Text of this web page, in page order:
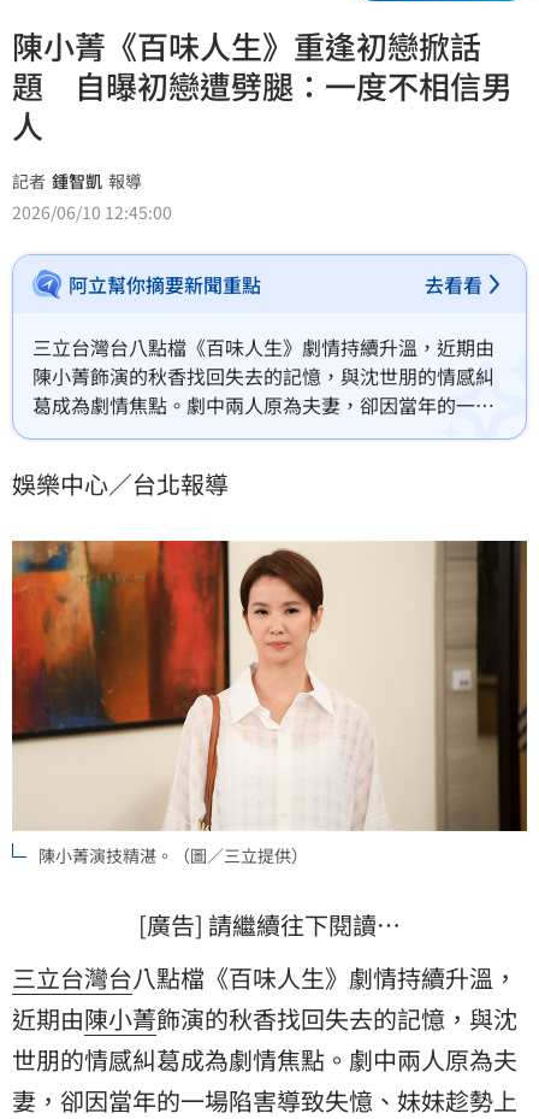
陳小菁《百味人生》重逢初戀掀話
題 自曝初戀遭劈腿：一度不相信男
人
記者 鍾智凱 報導
2026/06/10 12:45:00
阿立幫你摘要新聞重點 去看看
三立台灣台八點檔《百味人生》劇情持續升溫，近期由
陳小菁飾演的秋香找回失去的記憶，與沈世朋的情感糾
葛成為劇情焦點。劇中兩人原為夫妻，卻因當年的一場
陷害導致失憶、妹妹趁勢上位，如今沈世朋察覺到兩人
謎團的感情，讓不少觀眾非常期待後續發展。
娛樂中心／台北報導
陳小菁演技精湛。（圖／三立提供）
[廣告] 請繼續往下閱讀…
三立台灣台八點檔《百味人生》劇情持續升溫，
近期由陳小菁飾演的秋香找回失去的記憶，與沈
世朋的情感糾葛成為劇情焦點。劇中兩人原為夫
妻，卻因當年的一場陷害導致失憶、妹妹趁勢上